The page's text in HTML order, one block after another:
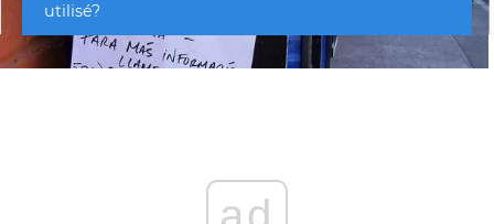
utilisé?